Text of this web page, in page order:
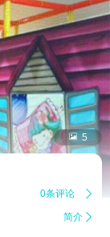
 5
0条评论 
简介 